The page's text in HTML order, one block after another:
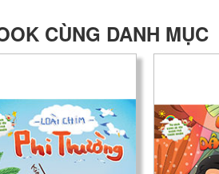
CÙNG DANH MỤC